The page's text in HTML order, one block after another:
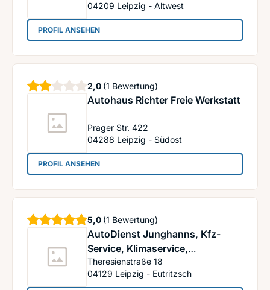
04209 Leipzig - Altwest
PROFIL ANSEHEN: Quick Reifendiscount - Rinder Reifenmarkt
Autohaus Richter Freie Werkstatt
Prager Str. 422
04288 Leipzig - Südost
2,0 Sterne
(1 Bewertung)
PROFIL ANSEHEN: Autohaus Richter Freie Werkstatt
AutoDienst Junghanns, Kfz-
Service, Klimaservice,
Karosseriebau
Theresienstraße 18
04129 Leipzig - Eutritzsch
5,0 Sterne
(1 Bewertung)